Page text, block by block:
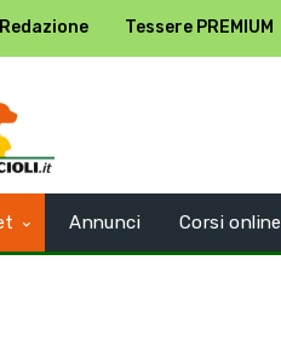
Redazione Tessere PREMIUM
Annunci Corsi online